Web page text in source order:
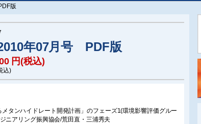
版
年07月号 PDF版
円(税込)
込)
メタンハイドレート開発計画」のフェーズ1(環境影響評価グルー
ニアリング振興協会/荒田直・三浦秀夫